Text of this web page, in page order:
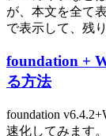
が、本文を全て
で表示して、残
foundation +
る方法
foundation
速化してみます